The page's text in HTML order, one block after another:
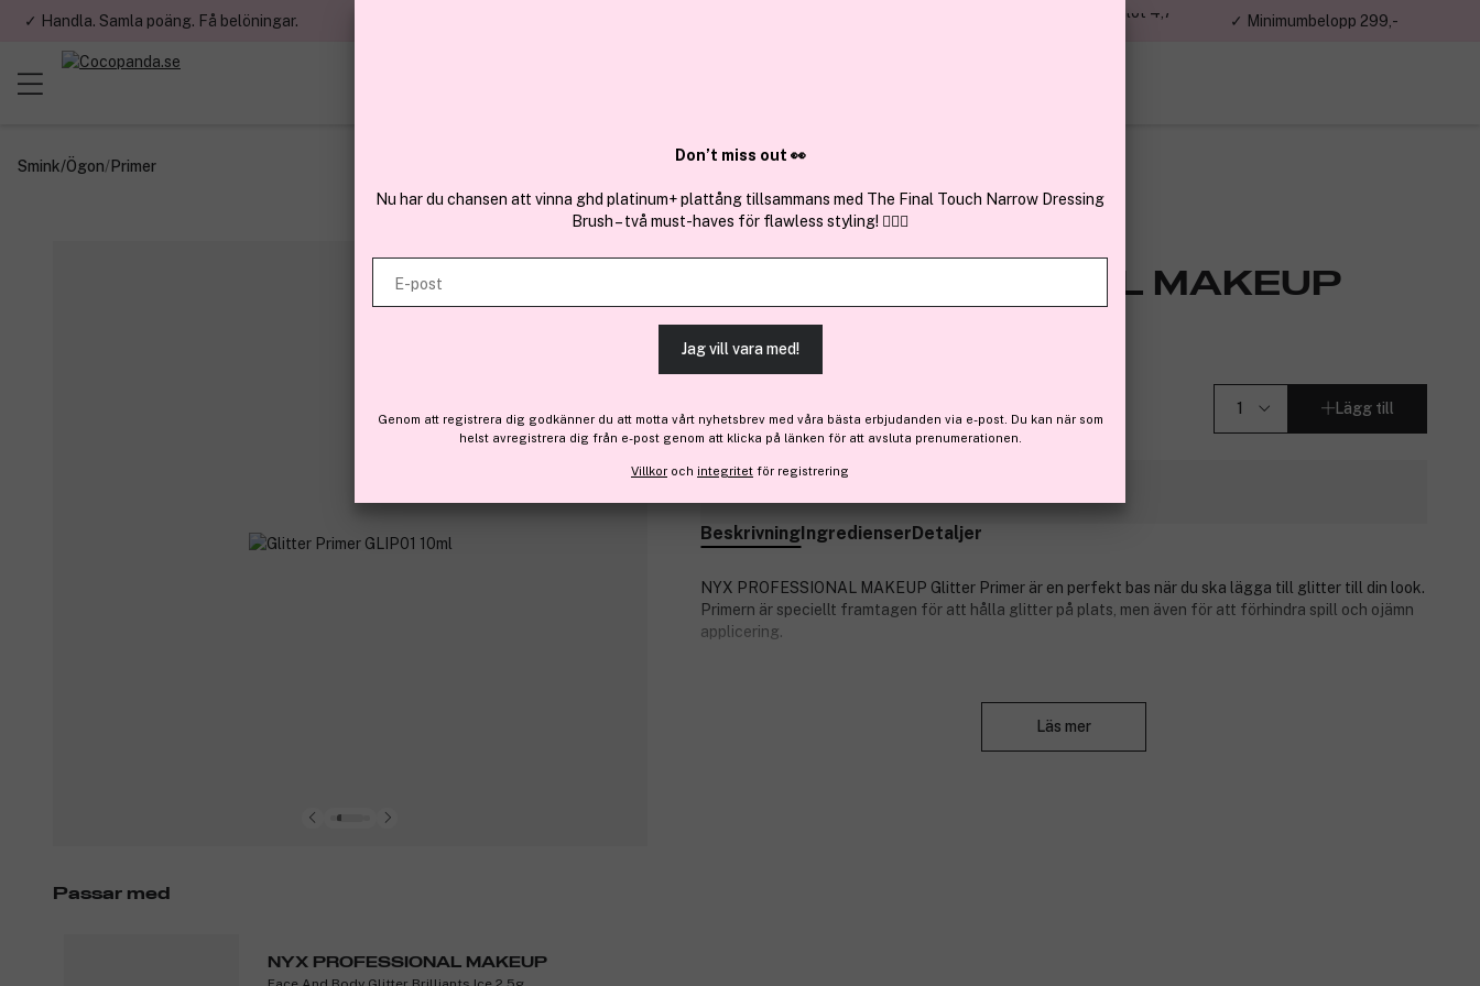
✓ Handla. Samla poäng. Få belöningar.
✓ Över 1,5 miljon kunder – Trustpilot 4,7
✓ Minimumbelopp 299,-
Smink/Ögon/Primer
NYX PROFESSIONAL MAKEUP
Glitter Primer GLIP01 10ml
96 kr Lägg till
BeskrivningIngredienserDetaljer
NYX PROFESSIONAL MAKEUP Glitter Primer är en perfekt bas när du ska lägga till glitter till din look.
Primern är speciellt framtagen för att hålla glitter på plats, men även för att förhindra spill och ojämn
applicering.
Läs mer
Passar med
NYX PROFESSIONAL MAKEUP
Don’t miss out 👀
Nu har du chansen att vinna ghd platinum+ plattång tillsammans med The Final Touch Narrow Dressing
Brush – två must-haves för flawless styling! 💇‍♀️✨
E-post
Jag vill vara med!
Genom att registrera dig godkänner du att motta vårt nyhetsbrev med våra bästa erbjudanden via e-post. Du kan när som
helst avregistrera dig från e-post genom att klicka på länken för att avsluta prenumerationen.
Villkor och integritet för registrering